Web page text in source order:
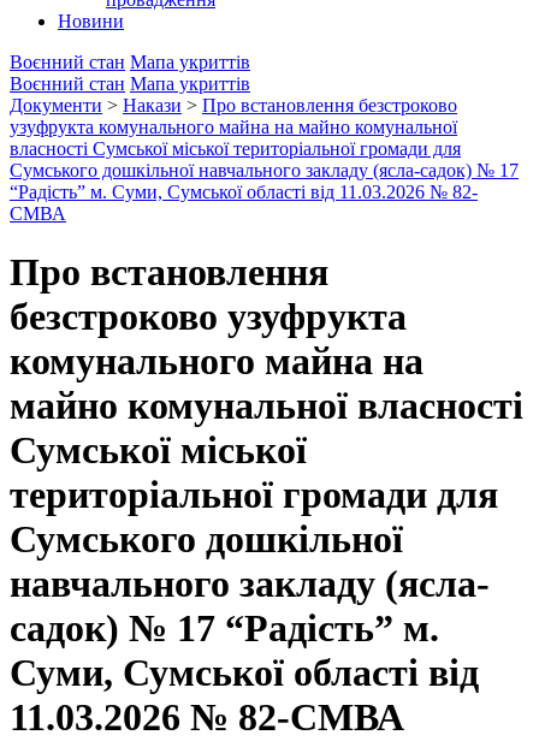
Новини
Воєнний стан Мапа укриттів
Воєнний стан Мапа укриттів
Документи > Накази > Про встановлення безстроково
узуфрукта комунального майна на майно комунальної
власності Сумської міської територіальної громади для
Сумського дошкільної навчального закладу (ясла-садок) № 17
“Радість” м. Суми, Сумської області від 11.03.2026 № 82-
СМВА
Про встановлення
безстроково узуфрукта
комунального майна на
майно комунальної власності
Сумської міської
територіальної громади для
Сумського дошкільної
навчального закладу (ясла-
садок) № 17 “Радість” м.
Суми, Сумської області від
11.03.2026 № 82-СМВА